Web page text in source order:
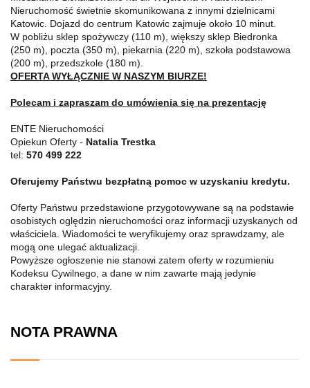
Nieruchomość świetnie skomunikowana z innymi dzielnicami
Katowic. Dojazd do centrum Katowic zajmuje około 10 minut.
W pobliżu sklep spożywczy (110 m), większy sklep Biedronka
(250 m), poczta (350 m), piekarnia (220 m), szkoła podstawowa
(200 m), przedszkole (180 m).
OFERTA WYŁĄCZNIE W NASZYM BIURZE!
Polecam i zapraszam do umówienia się na prezentację
ENTE Nieruchomości
Opiekun Oferty - Natalia Trestka
tel: 570 499 222
Oferujemy Państwu bezpłatną pomoc w uzyskaniu kredytu.
Oferty Państwu przedstawione przygotowywane są na podstawie
osobistych oględzin nieruchomości oraz informacji uzyskanych od
właściciela. Wiadomości te weryfikujemy oraz sprawdzamy, ale
mogą one ulegać aktualizacji.
Powyższe ogłoszenie nie stanowi zatem oferty w rozumieniu
Kodeksu Cywilnego, a dane w nim zawarte mają jedynie
charakter informacyjny.
NOTA PRAWNA